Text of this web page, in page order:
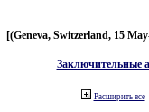
[(Geneva, Switzerland, 15
Заключительные
Расширить все